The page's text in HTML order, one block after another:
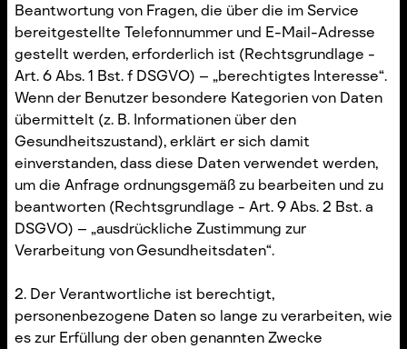
Beantwortung von Fragen, die über die im Service
bereitgestellte Telefonnummer und E-Mail-Adresse
gestellt werden, erforderlich ist (Rechtsgrundlage -
Art. 6 Abs. 1 Bst. f DSGVO) – „berechtigtes Interesse“.
Wenn der Benutzer besondere Kategorien von Daten
übermittelt (z. B. Informationen über den
Gesundheitszustand), erklärt er sich damit
einverstanden, dass diese Daten verwendet werden,
um die Anfrage ordnungsgemäß zu bearbeiten und zu
beantworten (Rechtsgrundlage - Art. 9 Abs. 2 Bst. a
DSGVO) – „ausdrückliche Zustimmung zur
Verarbeitung von Gesundheitsdaten“.
2. Der Verantwortliche ist berechtigt,
personenbezogene Daten so lange zu verarbeiten, wie
es zur Erfüllung der oben genannten Zwecke